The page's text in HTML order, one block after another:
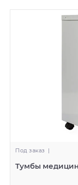
Под заказ |
Тумбы